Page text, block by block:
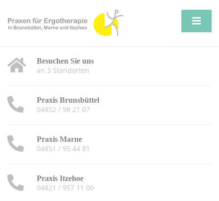
Besuchen Sie uns
an 3 Standorten
Praxis Brunsbüttel
04852 / 98 21 07
Praxis Marne
04851 / 95 44 81
Praxis Itzehoe
04821 / 957 11 00